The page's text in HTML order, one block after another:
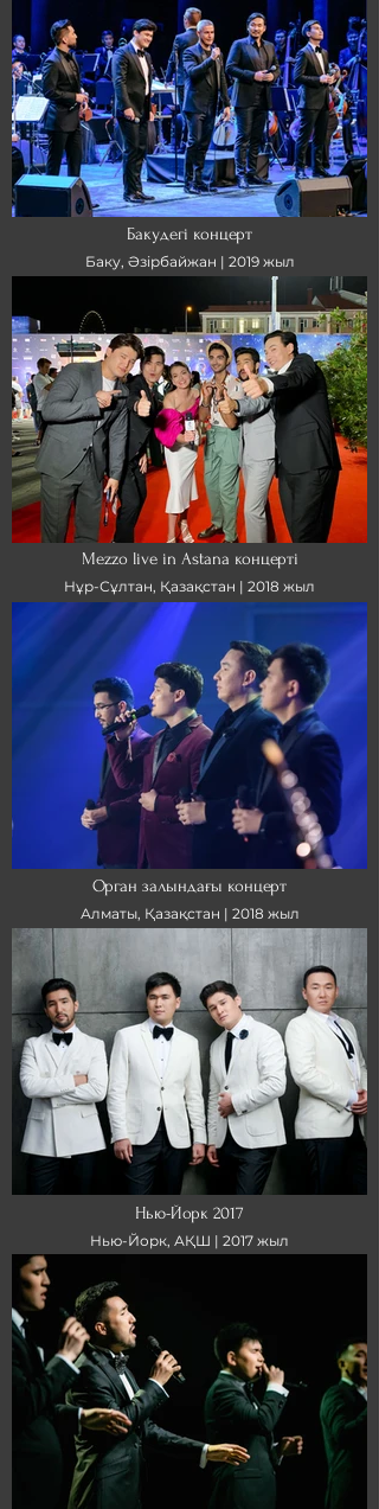
Бакудегі концерт
Баку, Әзірбайжан | 2019 жыл
Mezzo live in Astana концерті
Нұр-Сұлтан, Қазақстан | 2018 жыл
Орган залындағы концерт
Алматы, Қазақстан | 2018 жыл
Нью-Йорк 2017
Нью-Йорк, АҚШ | 2017 жыл